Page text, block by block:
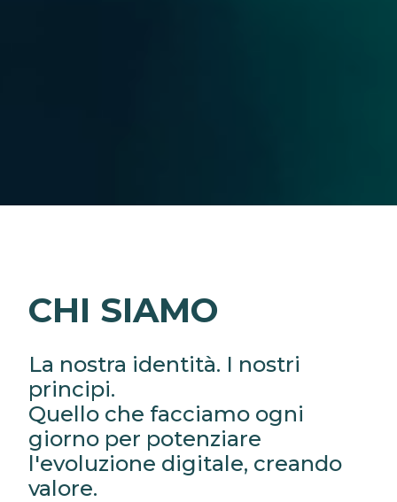
CHI SIAMO
La nostra identità. I nostri
principi.
Quello che facciamo ogni
giorno per potenziare
l'evoluzione digitale, creando
valore.